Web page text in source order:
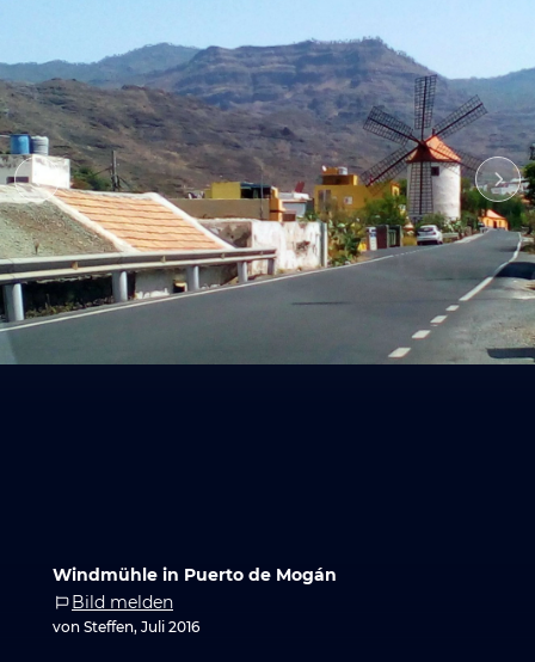
Windmühle in Puerto de Mogán
Bild melden
von Steffen, Juli 2016